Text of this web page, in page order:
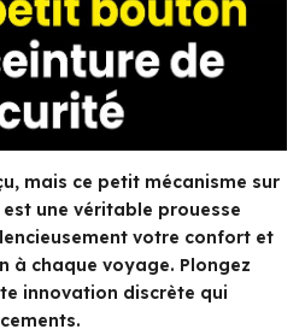
mais ce petit mécanisme sur
une véritable prouesse
votre confort et
à chaque voyage. Plongez
innovation discrète qui